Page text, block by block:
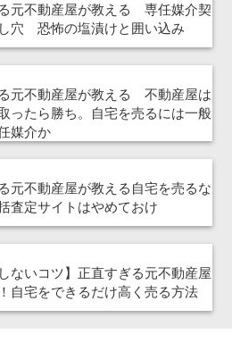
元不動産屋が教える 専任媒介契
穴 恐怖の塩漬けと囲い込み
元不動産屋が教える 不動産屋は
ったら勝ち。自宅を売るには一般
媒介か
元不動産屋が教える自宅を売るな
査定サイトはやめておけ
ないコツ】正直すぎる元不動産屋
自宅をできるだけ高く売る方法